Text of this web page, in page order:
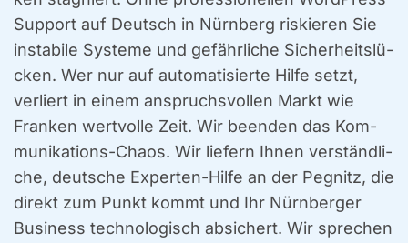
Sup­port auf Deutsch in Nürn­berg ris­kie­ren Sie
insta­bi­le Sys­te­me und gefähr­li­che Sicher­heits­lü­
cken. Wer nur auf auto­ma­ti­sier­te Hil­fe setzt,
ver­liert in einem anspruchs­vol­len Markt wie
Fran­ken wert­vol­le Zeit. Wir been­den das Kom­
mu­ni­ka­ti­ons-Cha­os. Wir lie­fern Ihnen ver­ständ­li­
che, deut­sche Exper­ten-Hil­fe an der Peg­nitz, die
direkt zum Punkt kommt und Ihr Nürn­ber­ger
Busi­ness tech­no­lo­gisch absi­chert. Wir spre­chen